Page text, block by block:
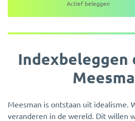
Indexbeleggen
Meesman is ontstaan uit idealisme.
veranderen in de wereld. Dit willen